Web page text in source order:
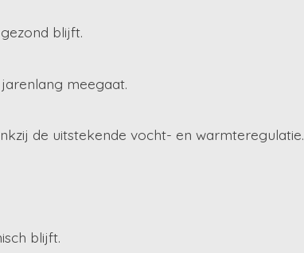
blijft.
meegaat.
de uitstekende vocht- en warmteregulatie.
blijft.